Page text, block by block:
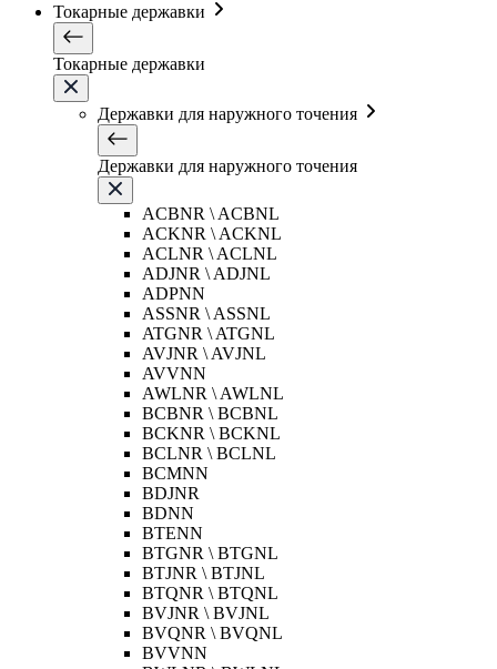
Токарные державки
Токарные державки
Державки для наружного точения
Державки для наружного точения
ACBNR \ ACBNL
ACKNR \ ACKNL
ACLNR \ ACLNL
ADJNR \ ADJNL
ADPNN
ASSNR \ ASSNL
ATGNR \ ATGNL
AVJNR \ AVJNL
AVVNN
AWLNR \ AWLNL
BCBNR \ BCBNL
BCKNR \ BCKNL
BCLNR \ BCLNL
BCMNN
BDJNR
BDNN
BTENN
BTGNR \ BTGNL
BTJNR \ BTJNL
BTQNR \ BTQNL
BVJNR \ BVJNL
BVQNR \ BVQNL
BVVNN